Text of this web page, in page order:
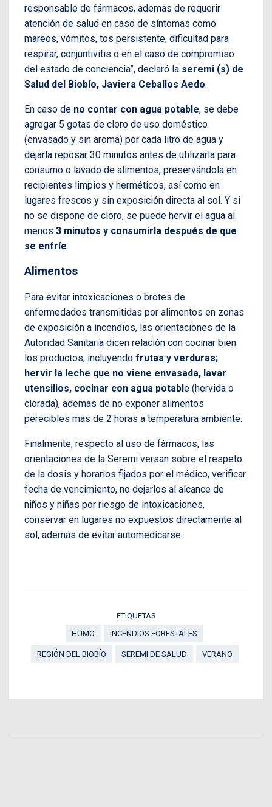
responsable de fármacos, además de requerir
atención de salud en caso de síntomas como
mareos, vómitos, tos persistente, dificultad para
respirar, conjuntivitis o en el caso de compromiso
del estado de conciencia”, declaró la seremi (s) de
Salud del Biobío, Javiera Ceballos Aedo.
En caso de no contar con agua potable, se debe
agregar 5 gotas de cloro de uso doméstico
(envasado y sin aroma) por cada litro de agua y
dejarla reposar 30 minutos antes de utilizarla para
consumo o lavado de alimentos, preservándola en
recipientes limpios y herméticos, así como en
lugares frescos y sin exposición directa al sol. Y si
no se dispone de cloro, se puede hervir el agua al
menos 3 minutos y consumirla después de que
se enfríe.
Alimentos
Para evitar intoxicaciones o brotes de
enfermedades transmitidas por alimentos en zonas
de exposición a incendios, las orientaciones de la
Autoridad Sanitaria dicen relación con cocinar bien
los productos, incluyendo frutas y verduras;
hervir la leche que no viene envasada, lavar
utensilios, cocinar con agua potable (hervida o
clorada), además de no exponer alimentos
perecibles más de 2 horas a temperatura ambiente.
Finalmente, respecto al uso de fármacos, las
orientaciones de la Seremi versan sobre el respeto
de la dosis y horarios fijados por el médico, verificar
fecha de vencimiento, no dejarlos al alcance de
niños y niñas por riesgo de intoxicaciones,
conservar en lugares no expuestos directamente al
sol, además de evitar automedicarse.
ETIQUETAS
HUMO
INCENDIOS FORESTALES
REGIÓN DEL BIOBÍO SEREMI DE SALUD VERANO